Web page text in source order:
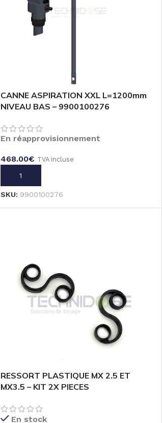
CANNE ASPIRATION XXL L=1200mm
NIVEAU BAS – 9900100276
En réapprovisionnement
468.00€ TVA incluse
AJOUTER AU PANIER
SKU: 9900100276
RESSORT PLASTIQUE MX 2.5 ET
MX3.5 – KIT 2X PIECES
En stock